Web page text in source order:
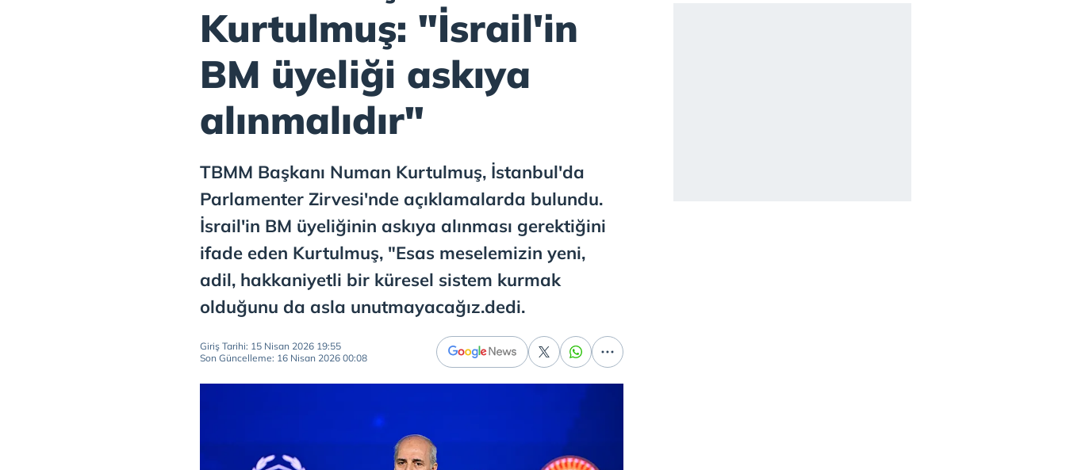
Kurtulmuş: "İsrail'in
BM üyeliği askıya
alınmalıdır"
TBMM Başkanı Numan Kurtulmuş, İstanbul'da
Parlamenter Zirvesi'nde açıklamalarda bulundu.
İsrail'in BM üyeliğinin askıya alınması gerektiğini
ifade eden Kurtulmuş, "Esas meselemizin yeni,
adil, hakkaniyetli bir küresel sistem kurmak
olduğunu da asla unutmayacağız.dedi.
Giriş Tarihi: 15 Nisan 2026 19:55
Son Güncelleme: 16 Nisan 2026 00:08